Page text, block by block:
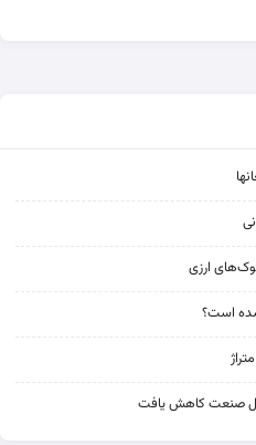
ارزی
صنعت کاهش یافت